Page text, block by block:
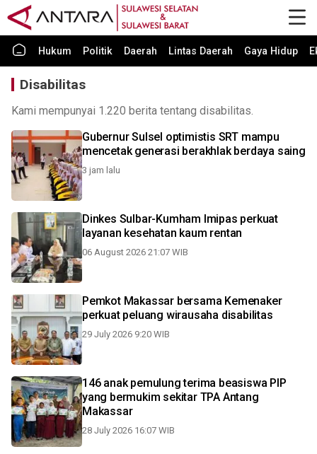
Hukum Politik Daerah Lintas Daerah Gaya Hidup
Disabilitas
Kami mempunyai 1.220 berita tentang disabilitas.
Gubernur Sulsel optimistis SRT mampu
mencetak generasi berakhlak berdaya saing
3 jam lalu
Dinkes Sulbar-Kumham Imipas perkuat
layanan kesehatan kaum rentan
06 August 2026 21:07 WIB
Pemkot Makassar bersama Kemenaker
perkuat peluang wirausaha disabilitas
29 July 2026 9:20 WIB
146 anak pemulung terima beasiswa PIP
yang bermukim sekitar TPA Antang
Makassar
28 July 2026 16:07 WIB